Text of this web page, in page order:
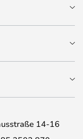
14-16